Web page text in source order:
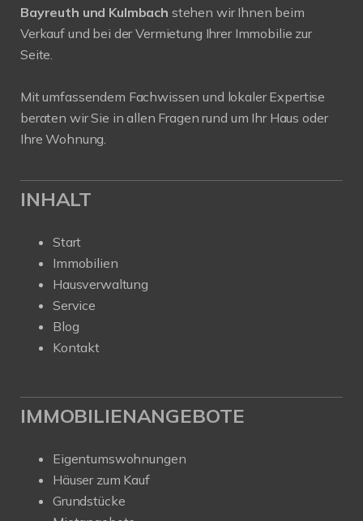
Bayreuth und Kulmbach stehen wir Ihnen beim
Verkauf und bei der Vermietung Ihrer Immobilie zur
Seite.
Mit umfassendem Fachwissen und lokaler Expertise
beraten wir Sie in allen Fragen rund um Ihr Haus oder
Ihre Wohnung.
INHALT
Start
Immobilien
Hausverwaltung
Service
Blog
Kontakt
IMMOBILIENANGEBOTE
Eigentumswohnungen
Häuser zum Kauf
Grundstücke